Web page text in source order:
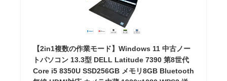
【2in1複数の作業モード】Windows 11 中古ノー
トパソコン 13.3型 DELL Latitude 7390 第8世代
Core i5 8350U SSD256GB メモリ8GB Bluetooth